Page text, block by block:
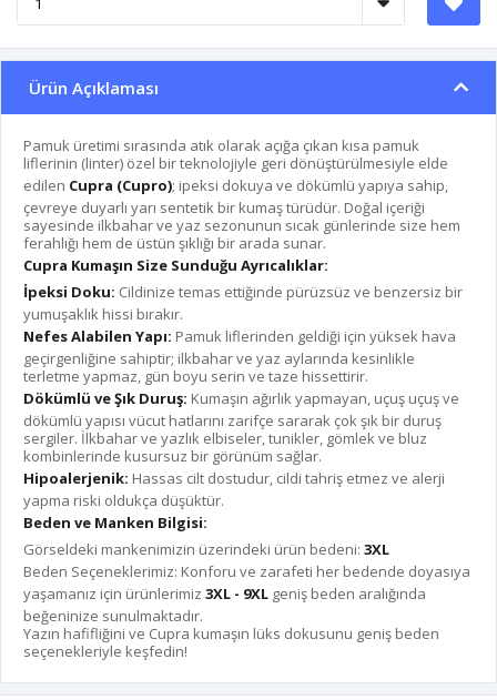
Ürün Açıklaması
Pamuk üretimi sırasında atık olarak açığa çıkan kısa pamuk
liflerinin (linter) özel bir teknolojiyle geri dönüştürülmesiyle elde
edilen Cupra (Cupro); ipeksi dokuya ve dökümlü yapıya sahip,
çevreye duyarlı yarı sentetik bir kumaş türüdür. Doğal içeriği
sayesinde ilkbahar ve yaz sezonunun sıcak günlerinde size hem
ferahlığı hem de üstün şıklığı bir arada sunar.
Cupra Kumaşın Size Sunduğu Ayrıcalıklar:
İpeksi Doku: Cildinize temas ettiğinde pürüzsüz ve benzersiz bir
yumuşaklık hissi bırakır.
Nefes Alabilen Yapı: Pamuk liflerinden geldiği için yüksek hava
geçirgenliğine sahiptir; ilkbahar ve yaz aylarında kesinlikle
terletme yapmaz, gün boyu serin ve taze hissettirir.
Dökümlü ve Şık Duruş: Kumaşın ağırlık yapmayan, uçuş uçuş ve
dökümlü yapısı vücut hatlarını zarifçe sararak çok şık bir duruş
sergiler. İlkbahar ve yazlık elbiseler, tunikler, gömlek ve bluz
kombinlerinde kusursuz bir görünüm sağlar.
Hipoalerjenik: Hassas cilt dostudur, cildi tahriş etmez ve alerji
yapma riski oldukça düşüktür.
Beden ve Manken Bilgisi:
Görseldeki mankenimizin üzerindeki ürün bedeni: 3XL
Beden Seçeneklerimiz: Konforu ve zarafeti her bedende doyasıya
yaşamanız için ürünlerimiz 3XL - 9XL geniş beden aralığında
beğeninize sunulmaktadır.
Yazın hafifliğini ve Cupra kumaşın lüks dokusunu geniş beden
seçenekleriyle keşfedin!